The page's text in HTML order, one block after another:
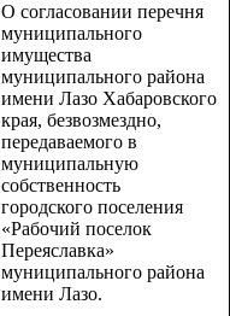
О согласовании перечня
муниципального
имущества
муниципального района
имени Лазо Хабаровского
края, безвозмездно,
передаваемого в
муниципальную
собственность
городского поселения
«Рабочий поселок
Переяславка»
муниципального района
имени Лазо.